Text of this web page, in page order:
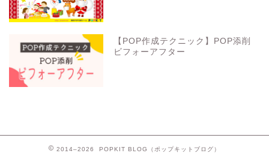
【POP作成テクニック】POP添削
ビフォーアフター
2014–2026 POPKIT BLOG（ポップキットブログ）